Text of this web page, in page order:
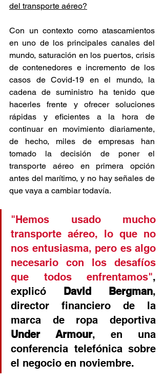
del transporte aéreo?
Con un contexto como atascamientos
en uno de los principales canales del
mundo, saturación en los puertos, crisis
de contenedores e incremento de los
casos de Covid-19 en el mundo, la
cadena de suministro ha tenido que
hacerles frente y ofrecer soluciones
rápidas y eficientes a la hora de
continuar en movimiento diariamente,
de hecho, miles de empresas han
tomado la decisión de poner el
transporte aéreo en primera opción
antes del marítimo, y no hay señales de
que vaya a cambiar todavía.
"Hemos usado mucho
transporte aéreo, lo que no
nos entusiasma, pero es algo
necesario con los desafíos
que todos enfrentamos",
explicó David Bergman,
director financiero de la
Under Armour, en una
conferencia telefónica sobre
el negocio en noviembre.